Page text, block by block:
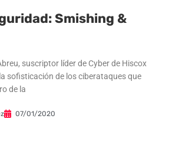
Smishing &
suscriptor líder de Cyber de Hiscox
sofisticación de los ciberataques que
de la
07/01/2020